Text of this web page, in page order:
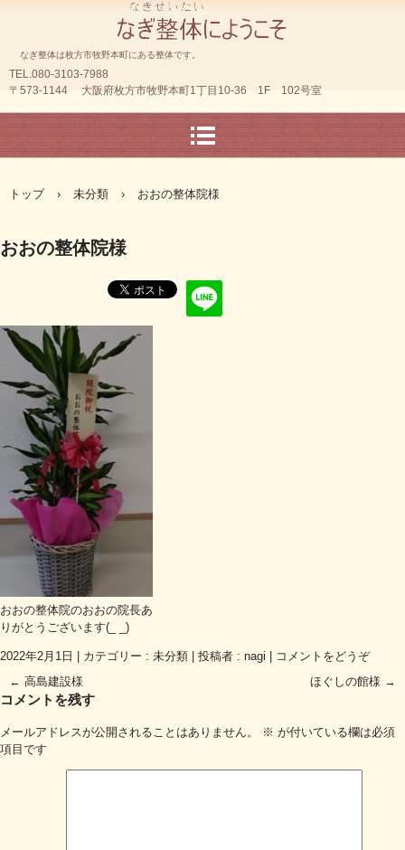
なぎ整体は枚方市牧野本町にある整体です。
TEL.080-3103-7988
〒573-1144 大阪府枚方市牧野本町1丁目10-36 1F 102号室
トップ › 未分類 › おおの整体院様
おおの整体院様
おおの整体院のおおの院長あ
りがとうございます(_ _)
2022年2月1日 カテゴリー : 未分類 投稿者 : nagi
コメントをどうぞ
← 高島建設様 ほぐしの館様 →
コメントを残す
メールアドレスが公開されることはありません。 ※ が付いている欄は必須
項目です